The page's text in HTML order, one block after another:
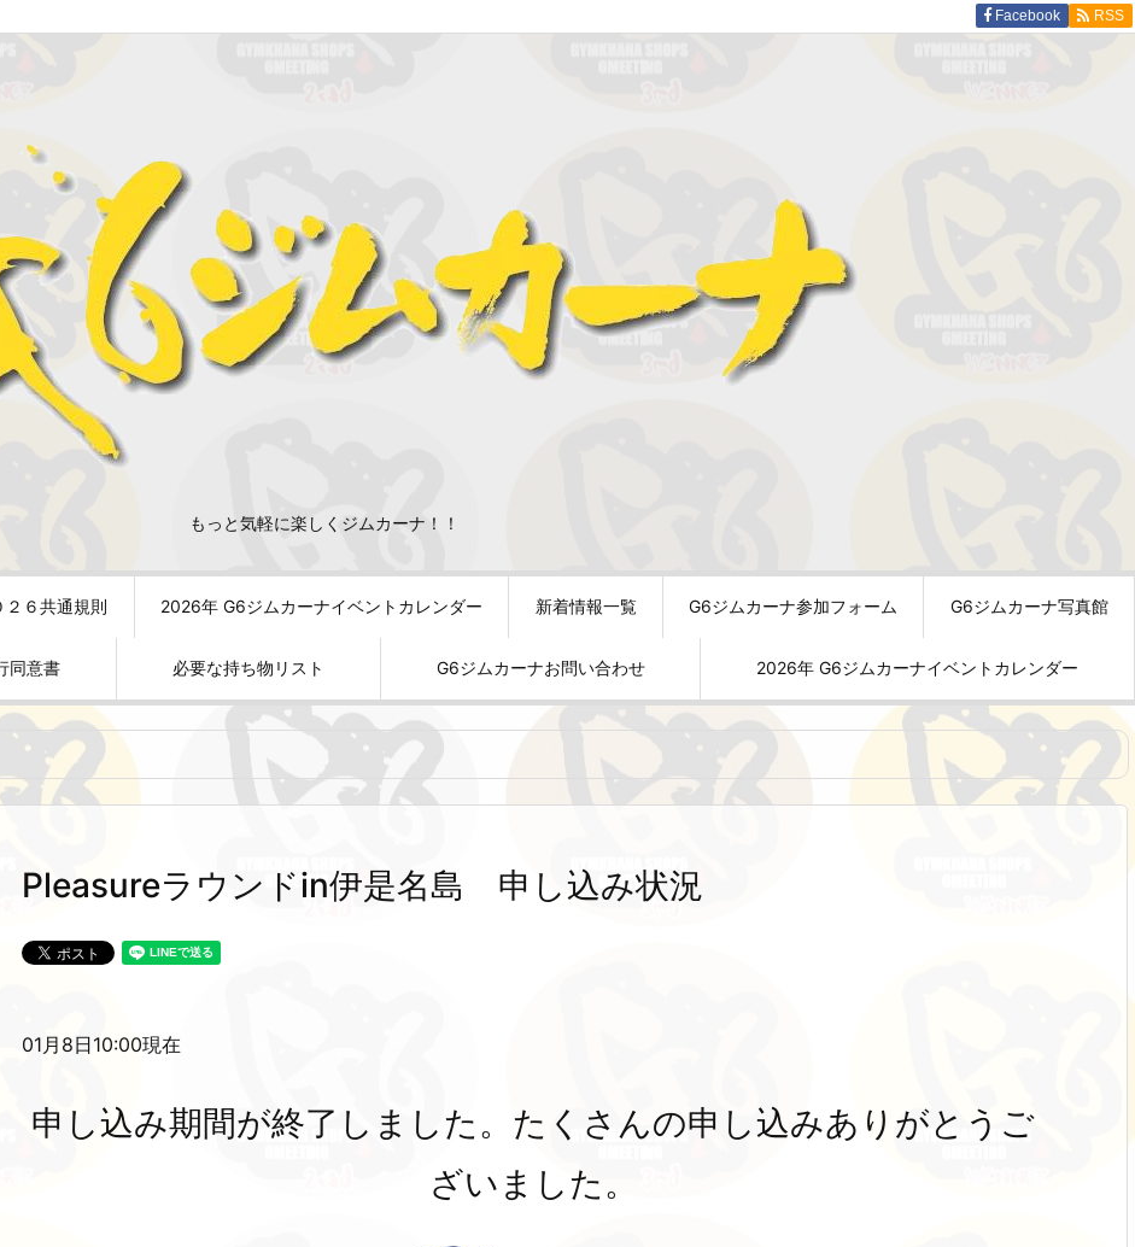
もっと気軽に楽しくジムカーナ！！
６共通規則 2026年 G6ジムカーナイベントカレンダー 新着情報一覧 G6ジムカーナ参加フォーム G6ジムカーナ写真館
同意書 必要な持ち物リスト G6ジムカーナお問い合わせ 2026年 G6ジムカーナイベントカレンダー
Facebook RSS
Pleasureラウンドin伊是名島 申し込み状況
01月8日10:00現在
申し込み期間が終了しました。たくさんの申し込みありがとうご
ざいました。